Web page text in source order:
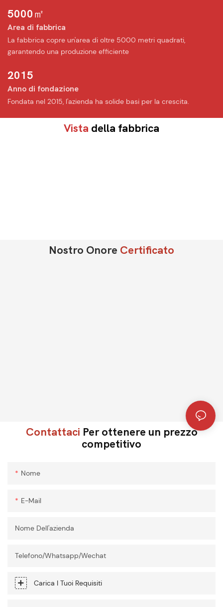
5000㎡
Area di fabbrica
︎La fabbrica copre un'area di oltre 5000 metri quadrati,
garantendo una produzione efficiente
2015
Anno di fondazione
Fondata nel 2015, l'azienda ha solide basi per la crescita.
Vista della fabbrica
Nostro Onore Certificato
Contattaci Per ottenere un prezzo
competitivo
Nome
E-Mail
Nome Dell'azienda
Telefono/Whatsapp/Wechat
Carica I Tuoi Requisiti